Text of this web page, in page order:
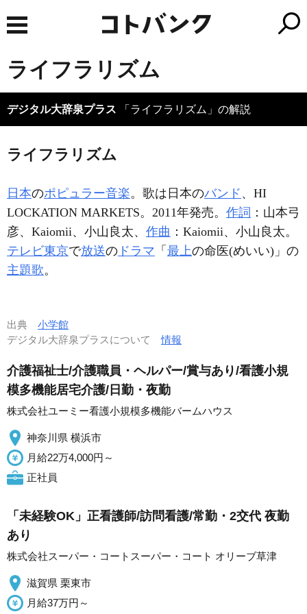
ライフラリズム
デジタル大辞泉プラス 「ライフラリズム」の解説
ライフラリズム
日本のポピュラー音楽。歌は日本のバンド 、HI
LOCKATION MARKETS。2011年発売。 作詞 ：山本弓
彦、Kaiomii、小山良太、 作曲 ：Kaiomii、小山良太。
テレビ東京で放送の ドラマ 「 最上の命医(めいい)」の
主題歌。
出典 小学館
デジタル大辞泉プラスについて情報
介護福祉士/介護職員・ヘルパー/賞与あり/看護小規
模多機能居宅介護/日勤・夜勤
株式会社ユーミー看護小規模多機能バームハウス
神奈川県 横浜市
月給22万4,000円～
正社員
「未経験OK」正看護師/訪問看護/常勤・2交代 夜勤
あり
株式会社スーパー・コートスーパー・コート オリーブ草津
滋賀県 栗東市
月給37万円～